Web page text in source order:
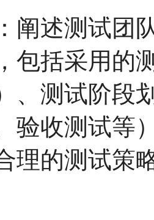
阐述测试团
包括采用的
、测试阶段
验收测试等
理的测试策